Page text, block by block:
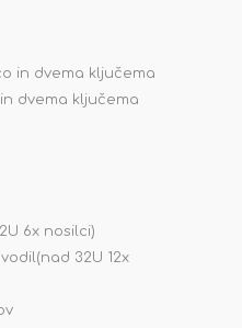
in dvema ključema
dvema ključema
6x nosilci)
32U 12x